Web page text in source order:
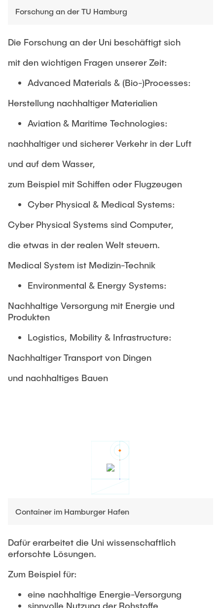
Forschung an der TU Hamburg
Die Forschung an der Uni beschäftigt sich
mit den wichtigen Fragen unserer Zeit:
Advanced Materials & (Bio-)Processes:
Herstellung nachhaltiger Materialien
Aviation & Maritime Technologies:
nachhaltiger und sicherer Verkehr in der Luft
und auf dem Wasser,
zum Beispiel mit Schiffen oder Flugzeugen
Cyber Physical & Medical Systems:
Cyber Physical Systems sind Computer,
die etwas in der realen Welt steuern.
Medical System ist Medizin-Technik
Environmental & Energy Systems:
Nachhaltige Versorgung mit Energie und
Produkten
Logistics, Mobility & Infrastructure:
Nachhaltiger Transport von Dingen
und nachhaltiges Bauen
Container im Hamburger Hafen
Dafür erarbeitet die Uni wissenschaftlich
erforschte Lösungen.
Zum Beispiel für:
eine nachhaltige Energie-Versorgung
sinnvolle Nutzung der Rohstoffe